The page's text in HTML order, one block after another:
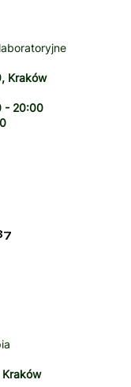
Kraków
- 20:00
Kraków